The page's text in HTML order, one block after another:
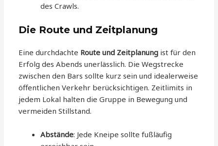
des Crawls.
Die Route und Zeitplanung
Eine durchdachte Route und Zeitplanung ist für den
Erfolg des Abends unerlässlich. Die Wegstrecke
zwischen den Bars sollte kurz sein und idealerweise
öffentlichen Verkehr berücksichtigen. Zeitlimits in
jedem Lokal halten die Gruppe in Bewegung und
vermeiden Stillstand.
Abstände: Jede Kneipe sollte fußläufig